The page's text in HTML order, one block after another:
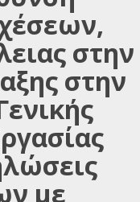
στην
στην
με